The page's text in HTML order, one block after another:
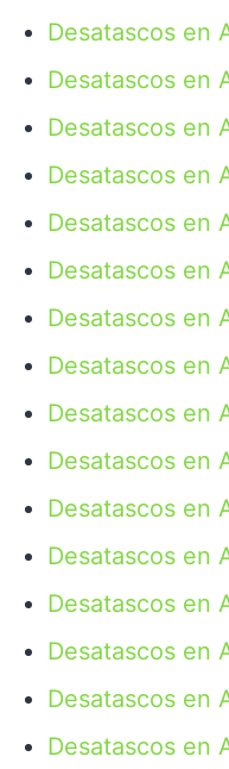
Desatascos en
Desatascos en
Desatascos en
Desatascos en
Desatascos en
Desatascos en
Desatascos en
Desatascos en
Desatascos en
Desatascos en
Desatascos en
Desatascos en
Desatascos en
Desatascos en
Desatascos en
Desatascos en